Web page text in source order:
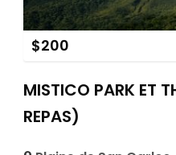
$200
MISTICO PARK ET
REPAS)